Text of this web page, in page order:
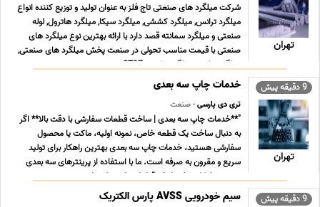
تهران
شرکت میلگرد های صنعتی تاج فلز به عنوان تولید و توزیع کننده انواع
میلگرد ترانس, میلگرد کششی, میلگرد سیکا, میلگرد هاترول, لوله
صنعتی و میلگرد سمانته قصد دارد با ارائه بهترین نوع میلگرد های
صنعتی با قیمت مناسب تحولی در صنعت پخش میلگرد های صنعتی,
میلگرد ترانس, میلگرد ترانسی ST37 , می ... ...
9 دقیقه پیش
تهران
خدمات چاپ سه بعدی
تری دی پارسی- صنعت
"**خدمات چاپ سه بعدی | ساخت قطعات سفارشی با دقت بالا** اگر
به دنبال ساخت یک قطعه خاص، نمونه اولیه، ماکت یا محصول
سفارشی هستید، خدمات چاپ سه بعدی بهترین راهکار برای تولید
سریع و مقرون به صرفه است. ما با استفاده از پرینترهای سه بعدی
صنعتی، امکان تولید انواع قطعات پلاستیکی را ب ... ...
9 دقیقه پیش سیم خودرویی AVSS پارس الکتریک